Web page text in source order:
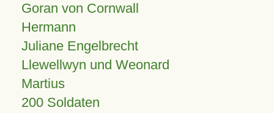
Goran von Cornwall
Hermann
Juliane Engelbrecht
Llewellwyn und Weonard
Martius
200 Soldaten